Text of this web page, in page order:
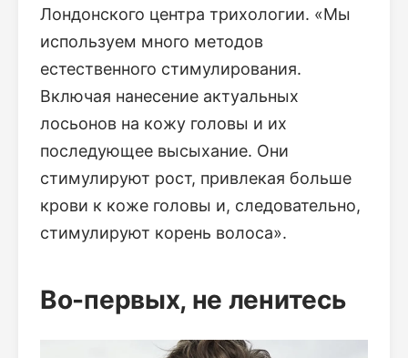
Лондонского центра трихологии. «Мы
используем много методов
естественного стимулирования.
Включая нанесение актуальных
лосьонов на кожу головы и их
последующее высыхание. Они
стимулируют рост, привлекая больше
крови к коже головы и, следовательно,
стимулируют корень волоса».
Во-первых, не ленитесь